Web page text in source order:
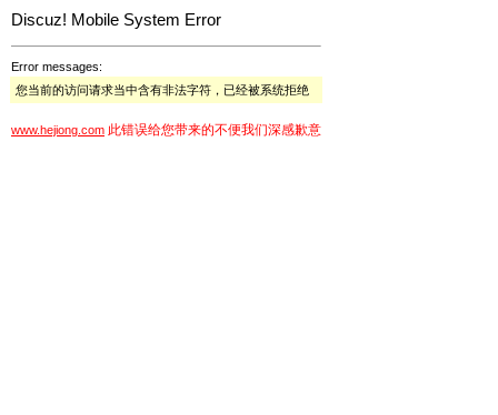
Discuz! Mobile System Error
Error messages:
您当前的访问请求当中含有非法字符，已经被系统拒绝
www.hejiong.com 此错误给您带来的不便我们深感歉意